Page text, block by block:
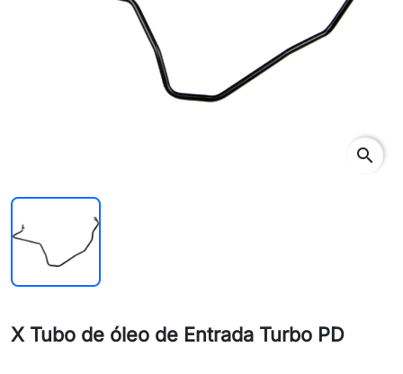
search
X Tubo de óleo de Entrada Turbo PD